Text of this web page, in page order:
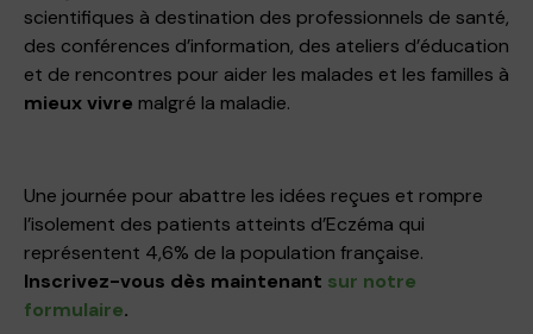
scientifiques à destination des professionnels de santé,
des conférences d’information, des ateliers d’éducation
et de rencontres pour aider les malades et les familles à
mieux vivre malgré la maladie.
Une journée pour abattre les idées reçues et rompre
l’isolement des patients atteints d’Eczéma qui
représentent 4,6% de la population française.
Inscrivez-vous dès maintenant sur notre
formulaire.